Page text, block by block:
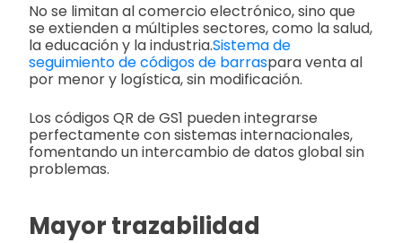
No se limitan al comercio electrónico, sino que
se extienden a múltiples sectores, como la salud,
la educación y la industria.Sistema de
seguimiento de códigos de barraspara venta al
por menor y logística, sin modificación.
Los códigos QR de GS1 pueden integrarse
perfectamente con sistemas internacionales,
fomentando un intercambio de datos global sin
problemas.
Mayor trazabilidad